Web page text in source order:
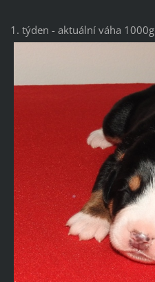
1. týden - aktuální váha 1000g